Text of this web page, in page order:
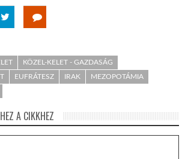
KÖZEL-KELET - GAZDASÁG
EUFRÁTESZ IRAK
MEZOPOTÁMIA
A CIKKHEZ